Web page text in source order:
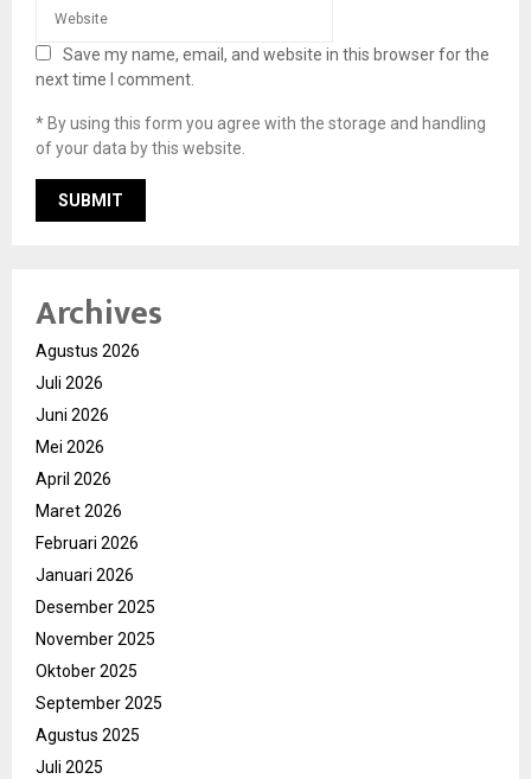
Save my name, email, and website in this browser for the
next time I comment.
* By using this form you agree with the storage and handling
of your data by this website.
Archives
Agustus 2026
Juli 2026
Juni 2026
Mei 2026
April 2026
Maret 2026
Februari 2026
Januari 2026
Desember 2025
November 2025
Oktober 2025
September 2025
Agustus 2025
Juli 2025